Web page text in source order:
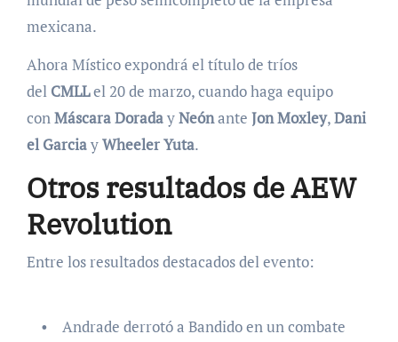
mexicana.
Ahora Místico expondrá el título de tríos
del CMLLel 20 de marzo, cuando haga equipo
conMáscaraDoradayNeónante JonMoxley,Dani
el GarciayWheelerYuta.
Otros resultados de AEW
Revolution
Entre los resultados destacados del evento:
• Andrade derrotó a Bandido en un combate